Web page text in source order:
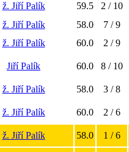
ž. Jiří Palík 59.5 2 / 10
ž. Jiří Palík 58.0 7 / 9
ž. Jiří Palík 60.0 2 / 9
Jiří Palík 60.0 8 / 10
ž. Jiří Palík 58.0 3 / 8
ž. Jiří Palík 60.0 2 / 6
ž. Jiří Palík 58.0 1 / 6